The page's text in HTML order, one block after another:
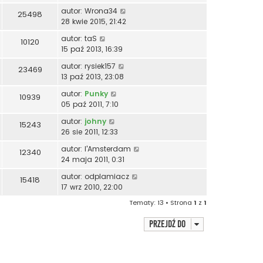
25498 autor: Wrona34
28 kwie 2015, 21:42
10120 autor: taS
15 paź 2013, 16:39
23469 autor: rysiek157
13 paź 2013, 23:08
10939 autor: Punky
05 paź 2011, 7:10
15243 autor: johny
26 sie 2011, 12:33
12340 autor: I'Amsterdam
24 maja 2011, 0:31
15418 autor: odplamiacz
17 wrz 2010, 22:00
Tematy: 13 • Strona 1 z 1
Przejdź do